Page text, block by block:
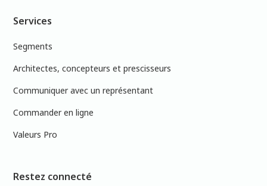
Services
Segments
Architectes, concepteurs et prescisseurs
Communiquer avec un représentant
Commander en ligne
Valeurs Pro
Restez connecté